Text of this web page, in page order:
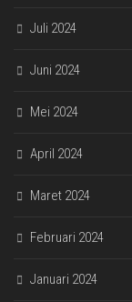
Juli 2024
Juni 2024
Mei 2024
April 2024
Maret 2024
Februari 2024
Januari 2024